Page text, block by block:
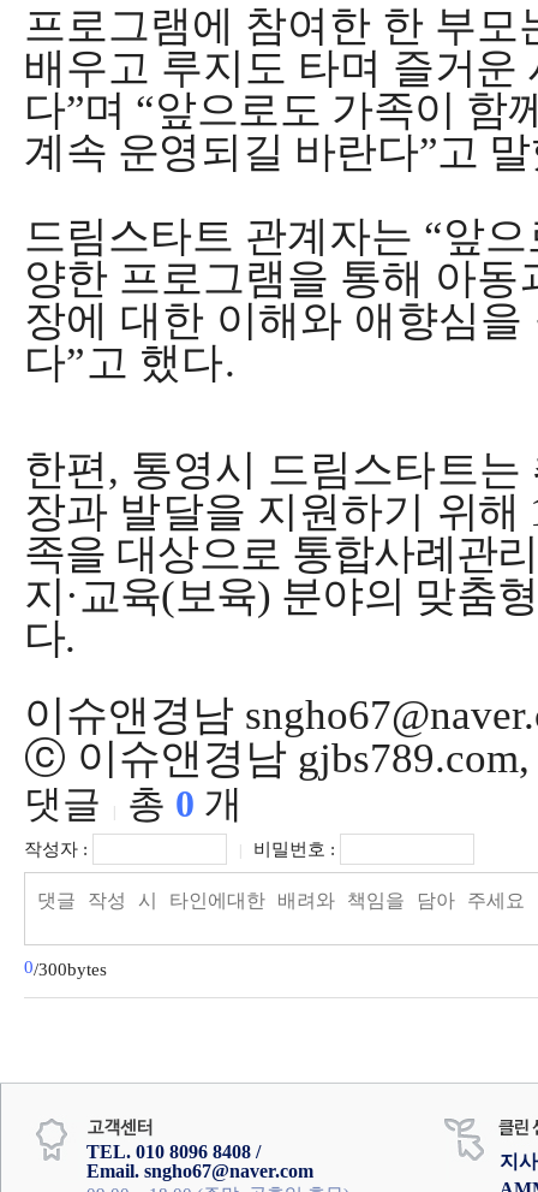
프로그램에 참여한 한 부
배우고 루지도 타며 즐거운
다”며 “앞으로도 가족이 함
계속 운영되길 바란다”고
드림스타트 관계자는 “앞
양한 프로그램을 통해 아동
장에 대한 이해와 애향심
다”고 했다.
한편, 통영시 드림스타트
장과 발달을 지원하기 위해
족을 대상으로 통합사례관
지·교육(보육) 분야의 맞춤
다.
이슈앤경남
ⓒ 이슈앤경남
댓글 총 0 개
작성자 : 비밀번호 :
0/300bytes
TEL. 010 8096 8408 /
Email. sngho67@naver.com
지